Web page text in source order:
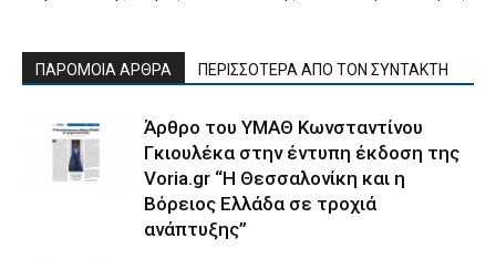
ΠΑΡΟΜΟΙΑ ΑΡΘΡΑ ΠΕΡΙΣΣΟΤΕΡΑ ΑΠΟ ΤΟΝ ΣΥΝΤΑΚΤΗ
Άρθρο του ΥΜΑΘ Κωνσταντίνου
Γκιουλέκα στην έντυπη έκδοση της
Voria.gr “Η Θεσσαλονίκη και η
Βόρειος Ελλάδα σε τροχιά
ανάπτυξης”